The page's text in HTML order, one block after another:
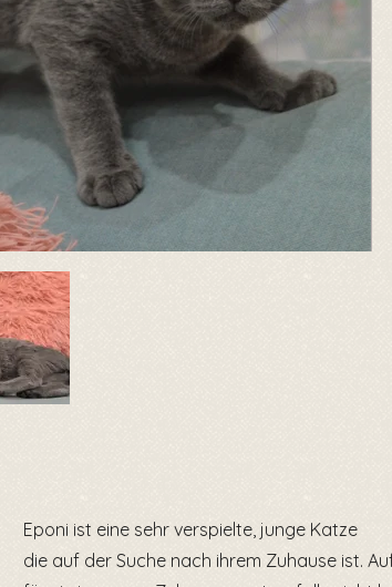
Eponi ist eine sehr verspielte, junge Katze
die auf der Suche nach ihrem Zuhause ist.